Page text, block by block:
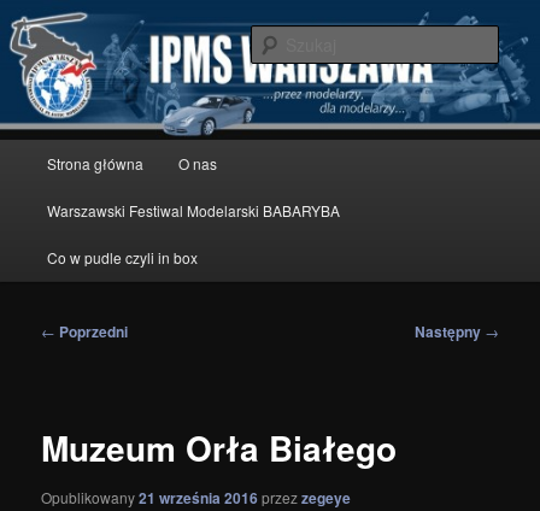
Przeskocz
do
tekstu
IPMS Warszawa
modelarstwo redukcyjne
Strona główna O nas
Warszawski Festiwal Modelarski BABARYBA
Co w pudle czyli in box
Nawigacja
← Poprzedni Następny →
Muzeum Orła Białego
Opublikowany21 września 2016przezzegeye